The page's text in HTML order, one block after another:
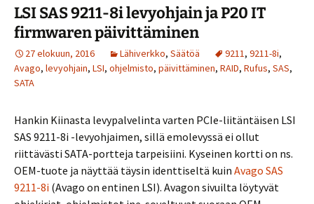
LSI SAS 9211-8i levyohjain ja P20 IT
firmwaren päivittäminen
27 elokuun, 2016 Lähiverkko, Säätöä 9211, 9211-8i,
Avago, levyohjain, LSI, ohjelmisto, päivittäminen, RAID, Rufus, SAS,
SATA
Hankin Kiinasta levypalvelinta varten PCIe-liitäntäisen LSI
SAS 9211-8i -levyohjaimen, sillä emolevyssä ei ollut
riittävästi SATA-portteja tarpeisiini. Kyseinen kortti on ns.
OEM-tuote ja näyttää täysin identtiseltä kuin Avago SAS
9211-8i (Avago on entinen LSI). Avagon sivuilta löytyvät